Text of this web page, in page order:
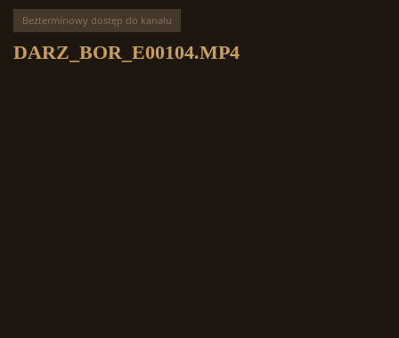
Bezterminowy dostęp do kanału
DARZ_BOR_E00104.MP4